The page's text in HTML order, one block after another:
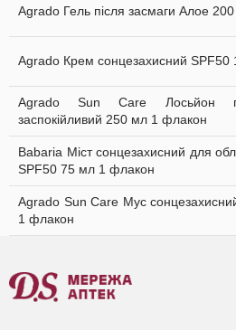
Agrado Гель після засмаги Алое
Agrado Крем сонцезахисний SPF50
Agrado Sun Care Лосьйон
заспокійливий 250 мл 1 флакон
Babaria Міст сонцезахисний для
SPF50 75 мл 1 флакон
Agrado Sun Care Мус
1 флакон